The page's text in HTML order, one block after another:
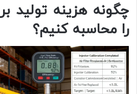
چگونه هزینه تولید
را محاسبه کنیم؟